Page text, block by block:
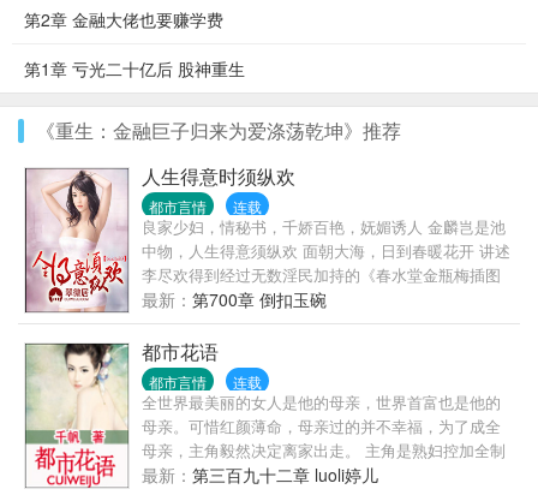
第2章 金融大佬也要赚学费
第1章 亏光二十亿后 股神重生
《重生：金融巨子归来为爱涤荡乾坤》推荐
人生得意时须纵欢
都市言情 连载
良家少妇，情秘书，千娇百艳，妩媚诱人 金麟岂是池
中物，人生得意须纵欢 面朝大海，日到春暖花开 讲述
李尽欢得到经过无数淫民加持的《春水堂金瓶梅插图
本》的金瓶神气之后，无数姑娘们有福了的故事！
最新： 第700章 倒扣玉碗
都市花语
都市言情 连载
全世界最美丽的女人是他的母亲，世界首富也是他的
母亲。可惜红颜薄命，母亲过的并不幸福，为了成全
母亲，主角毅然决定离家出走。 主角是熟妇控加全制
服控，嗯，还喜欢角色扮演。且看主角如何在香艳的
最新： 第三百九十二章 luoli婷儿